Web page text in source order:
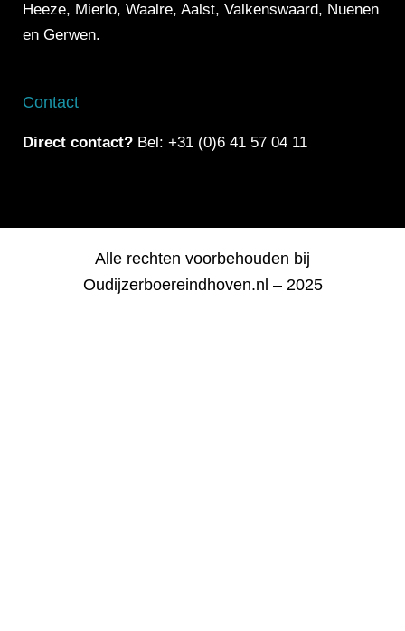
Heeze, Mierlo, Waalre, Aalst, Valkenswaard, Nuenen
en Gerwen.
Contact
Direct contact? Bel: +31 (0)6 41 57 04 11
Alle rechten voorbehouden bij
Oudijzerboereindhoven.nl – 2025